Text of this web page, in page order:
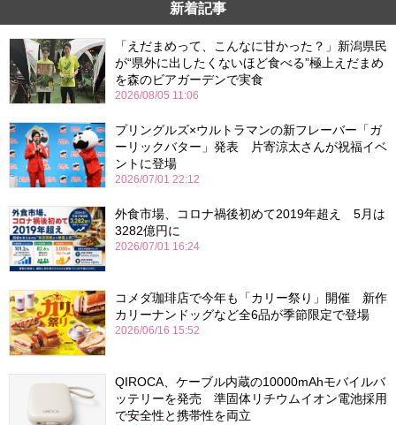
新着記事
「えだまめって、こんなに甘かった？」新潟県民
が“県外に出したくないほど食べる”極上えだまめ
を森のビアガーデンで実食
2026/08/05 11:06
プリングルズ×ウルトラマンの新フレーバー「ガ
ーリックバター」発表 片寄涼太さんが祝福イベ
ントに登場
2026/07/01 22:12
外食市場、コロナ禍後初めて2019年超え 5月は
3282億円に
2026/07/01 16:24
コメダ珈琲店で今年も「カリー祭り」開催 新作
カリーナンドッグなど全6品が季節限定で登場
2026/06/16 15:52
QIROCA、ケーブル内蔵の10000mAhモバイルバ
ッテリーを発売 準固体リチウムイオン電池採用
で安全性と携帯性を両立